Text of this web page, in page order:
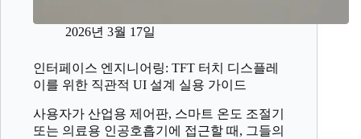
2026년 3월 17일
인터페이스 엔지니어링: TFT 터치 디스플레
이를 위한 직관적 UI 설계 실용 가이드
사용자가 산업용 제어판, 스마트 온도 조절기
또는 의료용 인공호흡기에 접근할 때, 그들의